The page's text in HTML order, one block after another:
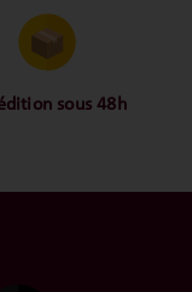
toutes les
sélectionnées,
ça fait beaucoup
sommes des
sous 48h
sont toutes
confiées aux